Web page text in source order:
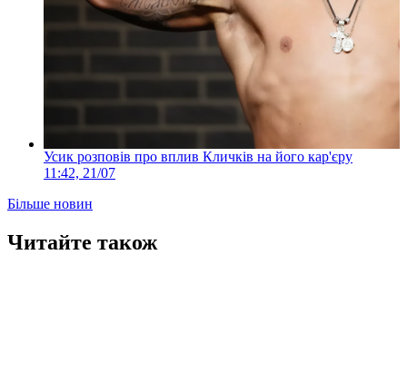
Усик розповів про вплив Кличків на його кар'єру
11:42, 21/07
Більше новин
Читайте також